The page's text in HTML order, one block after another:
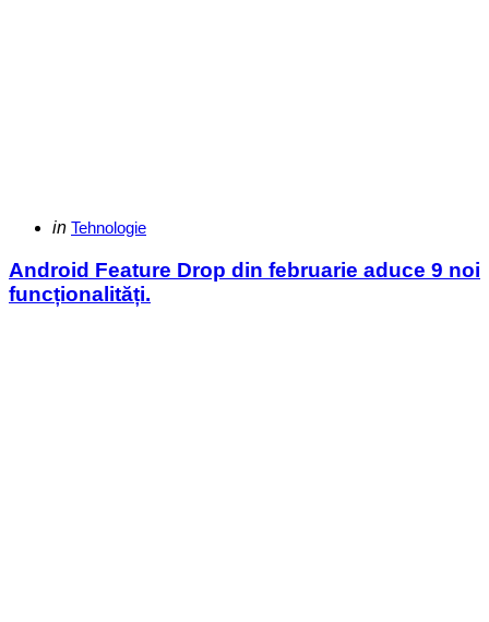
Categories
Posted
in Tehnologie
Android Feature Drop din februarie aduce 9 noi
funcționalități.